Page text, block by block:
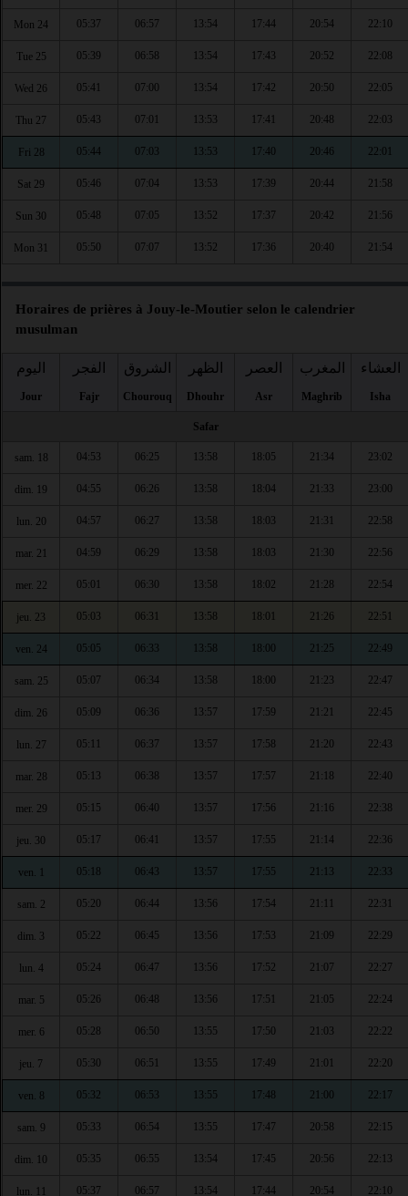
Mon 24 05:37 06:57 13:54 17:44 20:54 22:10
Tue 25 05:39 06:58 13:54 17:43 20:52 22:08
Wed 26 05:41 07:00 13:54 17:42 20:50 22:05
Thu 27 05:43 07:01 13:53 17:41 20:48 22:03
Fri 28 05:44 07:03 13:53 17:40 20:46 22:01
Sat 29 05:46 07:04 13:53 17:39 20:44 21:58
Sun 30 05:48 07:05 13:52 17:37 20:42 21:56
Mon 31 05:50 07:07 13:52 17:36 20:40 21:54
Horaires de prières à Jouy-le-Moutier selon le calendrier
musulman
اليوم
Jour
الفجر
Fajr
الشروق
Chourouq
الظهر
Dhouhr
العصر
Asr
المغرب
Maghrib
العشاء
Isha
Safar
sam. 18 04:53 06:25 13:58 18:05 21:34 23:02
dim. 19 04:55 06:26 13:58 18:04 21:33 23:00
lun. 20 04:57 06:27 13:58 18:03 21:31 22:58
mar. 21 04:59 06:29 13:58 18:03 21:30 22:56
mer. 22 05:01 06:30 13:58 18:02 21:28 22:54
jeu. 23 05:03 06:31 13:58 18:01 21:26 22:51
ven. 24 05:05 06:33 13:58 18:00 21:25 22:49
sam. 25 05:07 06:34 13:58 18:00 21:23 22:47
dim. 26 05:09 06:36 13:57 17:59 21:21 22:45
lun. 27 05:11 06:37 13:57 17:58 21:20 22:43
mar. 28 05:13 06:38 13:57 17:57 21:18 22:40
mer. 29 05:15 06:40 13:57 17:56 21:16 22:38
jeu. 30 05:17 06:41 13:57 17:55 21:14 22:36
ven. 1 05:18 06:43 13:57 17:55 21:13 22:33
sam. 2 05:20 06:44 13:56 17:54 21:11 22:31
dim. 3 05:22 06:45 13:56 17:53 21:09 22:29
lun. 4 05:24 06:47 13:56 17:52 21:07 22:27
mar. 5 05:26 06:48 13:56 17:51 21:05 22:24
mer. 6 05:28 06:50 13:55 17:50 21:03 22:22
jeu. 7 05:30 06:51 13:55 17:49 21:01 22:20
ven. 8 05:32 06:53 13:55 17:48 21:00 22:17
sam. 9 05:33 06:54 13:55 17:47 20:58 22:15
dim. 10 05:35 06:55 13:54 17:45 20:56 22:13
lun. 11 05:37 06:57 13:54 17:44 20:54 22:10